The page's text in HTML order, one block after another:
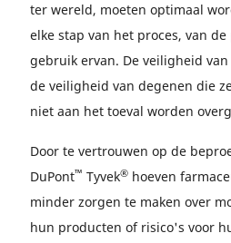
ter wereld, moeten optimaal
elke stap van het proces, van
gebruik ervan. De veiligheid
de veiligheid van degenen die
niet aan het toeval worden
Door te vertrouwen op de
DuPont™ Tyvek® hoeven
minder zorgen te maken over
hun producten of risico's voor